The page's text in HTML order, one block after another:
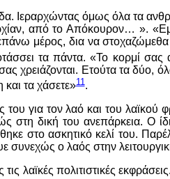
Ιεραρχώντας όμως όλα τα
από το Απόκουρον… ».
μέρος, δια να στοχαζώμεθα
τα πάντα. «Το κορμί σας
χρειάζονται. Ετούτα τα δύο,
τα χάσετε»11.
για τον λαό και του λαϊκού
στη δική του ανεπάρκεια. Ο
στο ασκητικό κελί του.
συνεχώς ο λαός στην
λαϊκές πολιτιστικές